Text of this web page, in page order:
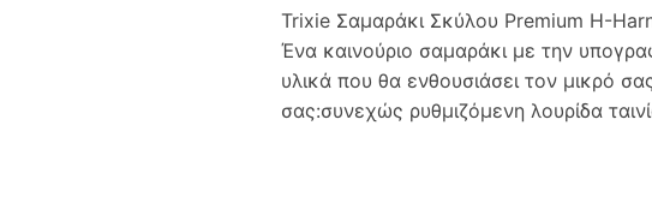
Trixie Σαμαράκι Σκύλου Premium H-
Ένα καινούριο σαμαράκι με την
υλικά που θα ενθουσιάσει τον μικρό
σας:συνεχώς ρυθμιζόμενη λουρίδα